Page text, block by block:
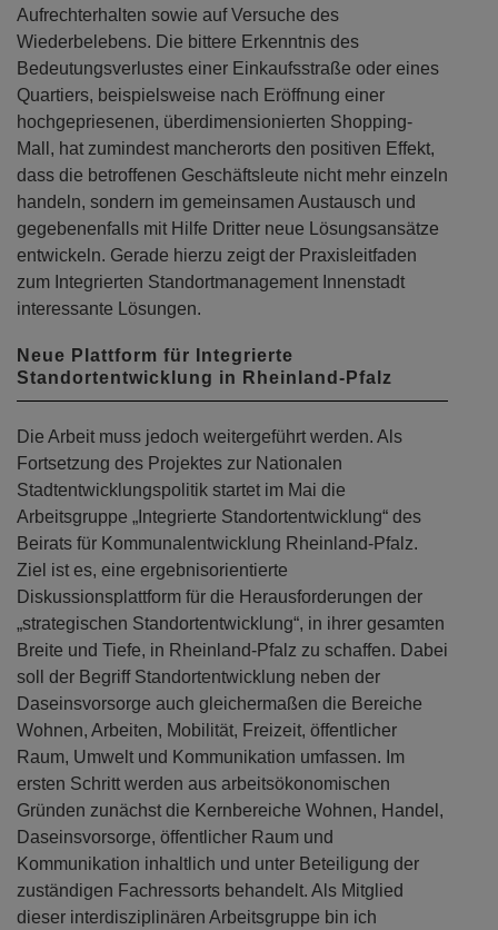
Aufrechterhalten sowie auf Versuche des
Wiederbelebens. Die bittere Erkenntnis des
Bedeutungsverlustes einer Einkaufsstraße oder eines
Quartiers, beispielsweise nach Eröffnung einer
hochgepriesenen, überdimensionierten Shopping-
Mall, hat zumindest mancherorts den positiven Effekt,
dass die betroffenen Geschäftsleute nicht mehr einzeln
handeln, sondern im gemeinsamen Austausch und
gegebenenfalls mit Hilfe Dritter neue Lösungsansätze
entwickeln. Gerade hierzu zeigt der Praxisleitfaden
zum Integrierten Standortmanagement Innenstadt
interessante Lösungen.
Neue Plattform für Integrierte
Standortentwicklung in Rheinland-Pfalz
Die Arbeit muss jedoch weitergeführt werden. Als
Fortsetzung des Projektes zur Nationalen
Stadtentwicklungspolitik startet im Mai die
Arbeitsgruppe „Integrierte Standortentwicklung“ des
Beirats für Kommunalentwicklung Rheinland-Pfalz.
Ziel ist es, eine ergebnisorientierte
Diskussionsplattform für die Herausforderungen der
„strategischen Standortentwicklung“, in ihrer gesamten
Breite und Tiefe, in Rheinland-Pfalz zu schaffen. Dabei
soll der Begriff Standortentwicklung neben der
Daseinsvorsorge auch gleichermaßen die Bereiche
Wohnen, Arbeiten, Mobilität, Freizeit, öffentlicher
Raum, Umwelt und Kommunikation umfassen. Im
ersten Schritt werden aus arbeitsökonomischen
Gründen zunächst die Kernbereiche Wohnen, Handel,
Daseinsvorsorge, öffentlicher Raum und
Kommunikation inhaltlich und unter Beteiligung der
zuständigen Fachressorts behandelt. Als Mitglied
dieser interdisziplinären Arbeitsgruppe bin ich